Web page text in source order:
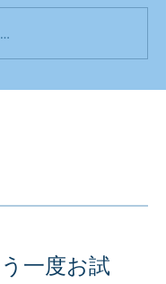
一度お試